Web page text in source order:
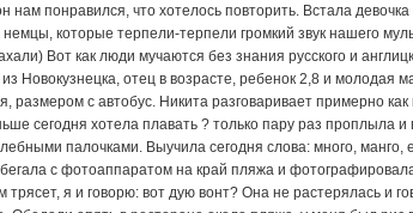
нам понравился, что хотелось повторить. Встала
которые терпели-терпели громкий звук нашего
Вот как люди мучаются без знания русского и
Новокузнецка, отец в возрасте, ребенок 2,8 и
размером с автобус. Никита разговаривает примерно
сегодня хотела плавать ? только пару раз проплыла
палочками. Выучила сегодня слова: много, манго,
с фотоаппаратом на край пляжа и
трясет, я и говорю: вот дую вонт? Она не растерялась и